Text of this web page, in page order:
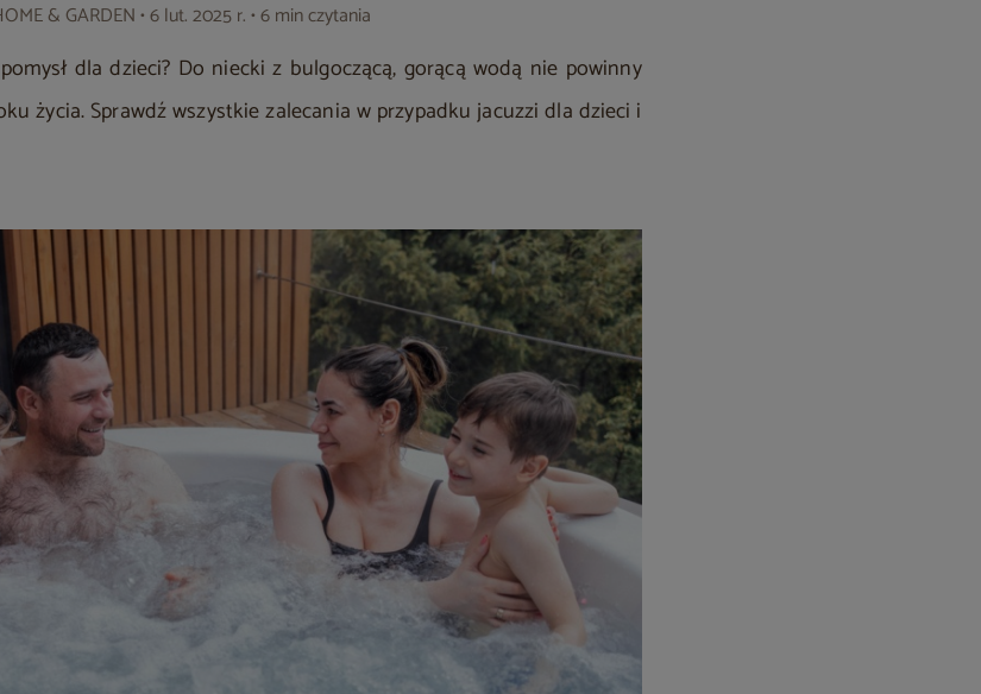
& GARDEN• 6 lut. 2025 r. • 6 min czytania
dla dzieci? Do niecki z bulgoczącą, gorącą wodą nie powinny
życia. Sprawdź wszystkie zalecania w przypadku jacuzzi dla dzieci i